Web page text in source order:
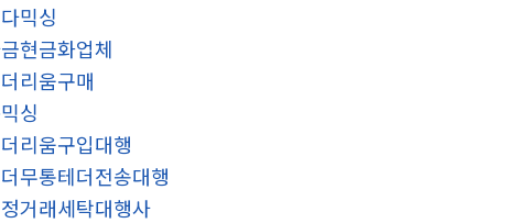
믹싱
현금화업체
리움구매
싱
리움구입대행
무통테더전송대행
거래세탁대행사